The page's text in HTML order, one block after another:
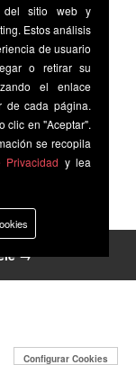
→
Configurar Cookies
del sitio web y
Estos análisis
de usuario
o retirar su
el enlace
de cada página.
clic en "Aceptar".
se recopila
Privacidad y lea